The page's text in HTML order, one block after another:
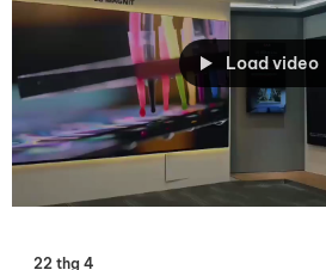
Chúng tôi vô cùng tự hào thông
vinh danh là Google Cloud
mục Google Workspace:
khẳng định vị thế dẫn đầu của
giải pháp phần cứng tiên tiến, tối
Google Cloud và Google Meet.
tôi đang tái định nghĩa cách các
làm việc hybrid trở nên đơn giản